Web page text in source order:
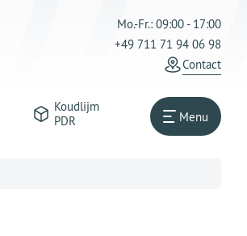
Mo.-Fr.: 09:00 - 17:00
+49 711 71 94 06 98
Contact
Koudlijm
PDR
Menu